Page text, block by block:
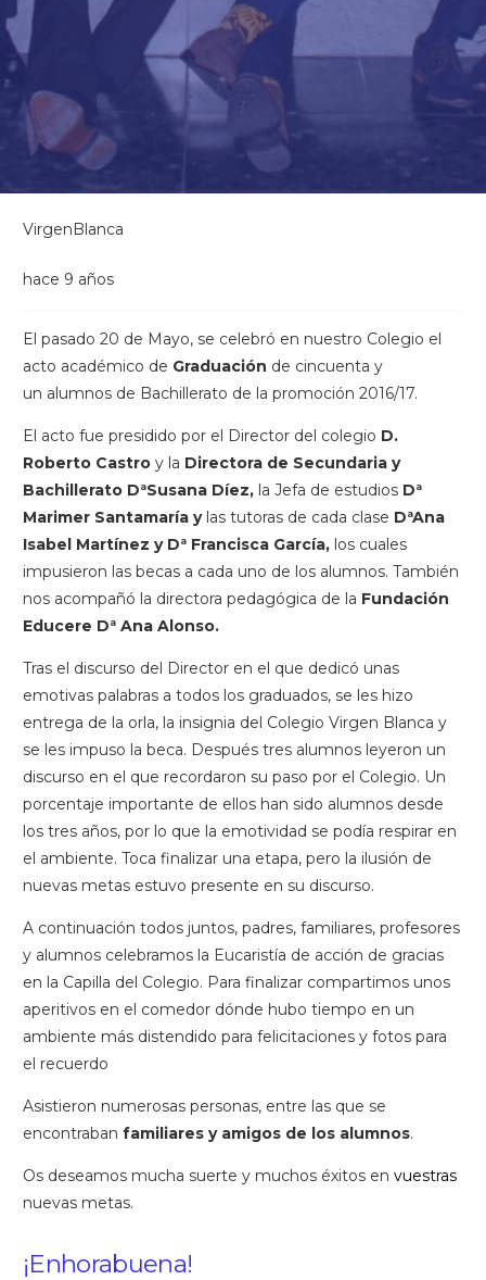
VirgenBlanca
hace 9 años
El pasado 20 de Mayo, se celebró en nuestro Colegio el
acto académico de Graduación de cincuenta y
un alumnos de Bachillerato de la promoción 2016/17.
El acto fue presidido por el Director del colegio D.
Roberto Castro y la Directora de Secundaria y
Bachillerato DªSusana Díez, la Jefa de estudios Dª
Marimer Santamaría y las tutoras de cada clase DªAna
Isabel Martínez y Dª Francisca García, los cuales
impusieron las becas a cada uno de los alumnos. También
nos acompañó la directora pedagógica de la Fundación
Educere Dª Ana Alonso.
Tras el discurso del Director en el que dedicó unas
emotivas palabras a todos los graduados, se les hizo
entrega de la orla, la insignia del Colegio Virgen Blanca y
se les impuso la beca. Después tres alumnos leyeron un
discurso en el que recordaron su paso por el Colegio. Un
porcentaje importante de ellos han sido alumnos desde
los tres años, por lo que la emotividad se podía respirar en
el ambiente. Toca finalizar una etapa, pero la ilusión de
nuevas metas estuvo presente en su discurso.
A continuación todos juntos, padres, familiares, profesores
y alumnos celebramos la Eucaristía de acción de gracias
en la Capilla del Colegio. Para finalizar compartimos unos
aperitivos en el comedor dónde hubo tiempo en un
ambiente más distendido para felicitaciones y fotos para
el recuerdo
Asistieron numerosas personas, entre las que se
encontraban familiares y amigos de los alumnos.
Os deseamos mucha suerte y muchos éxitos en vuestras
nuevas metas.
¡Enhorabuena!